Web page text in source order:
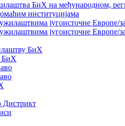
БиХ на међународном,
институцијама
југоисточне Европе/
југоисточне Европе/
БиХ
БиХ
Дистрикт